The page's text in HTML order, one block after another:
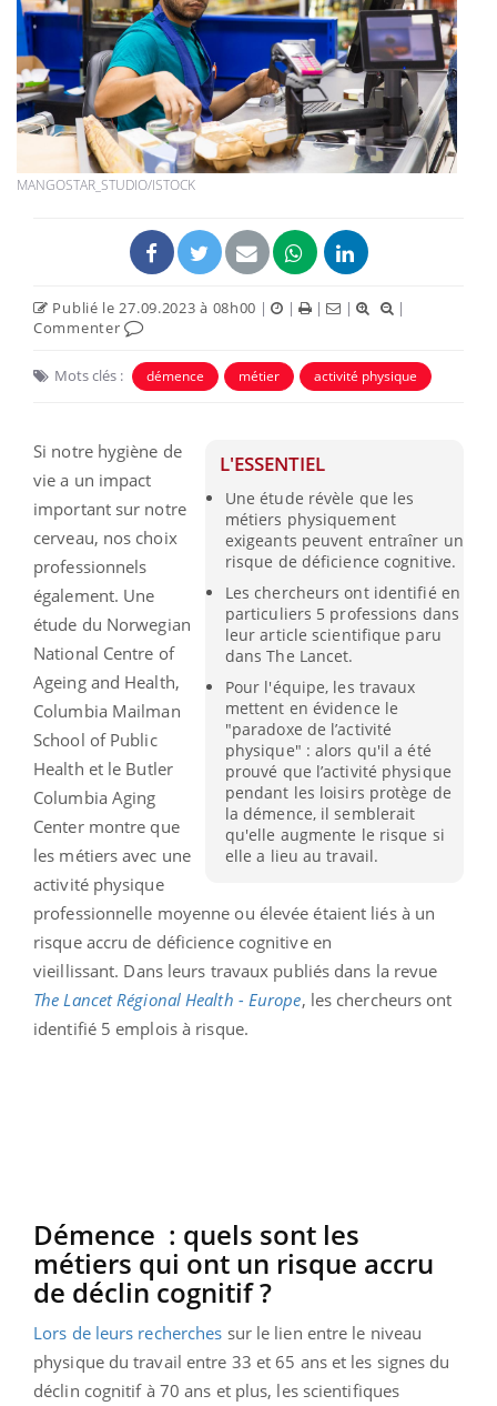
MANGOSTAR_STUDIO/ISTOCK
Publié le 27.09.2023 à 08h00 | | | |
|
Commenter
Mots clés : démence métier activité physique
L'ESSENTIEL
Une étude révèle que les
métiers physiquement
exigeants peuvent entraîner un
risque de déficience cognitive.
Les chercheurs ont identifié en
particuliers 5 professions dans
leur article scientifique paru
dans The Lancet.
Pour l'équipe, les travaux
mettent en évidence le
"paradoxe de l’activité
physique" : alors qu'il a été
prouvé que l’activité physique
pendant les loisirs protège de
la démence, il semblerait
qu'elle augmente le risque si
elle a lieu au travail.
Si notre hygiène de
vie a un impact
important sur notre
cerveau, nos choix
professionnels
également. Une
étude du Norwegian
National Centre of
Ageingand Health,
Columbia Mailman
School of Public
Health et le Butler
Columbia Aging
Centermontre que
les métiers avec une
activité physique
professionnelle moyenne ou élevée étaient liés à un
risque accru de déficience cognitive en
vieillissant. Dans leurs travaux publiés dans la revue
The LancetRégional Health - Europe, les chercheurs ont
identifié 5 emplois à risque.
Démence : quels sont les
métiers qui ont un risque accru
de déclin cognitif ?
Lors de leurs recherches sur le lien entre le niveau
physique du travail entre 33 et 65 ans et les signes du
déclin cognitif à 70 ans et plus, les scientifiques